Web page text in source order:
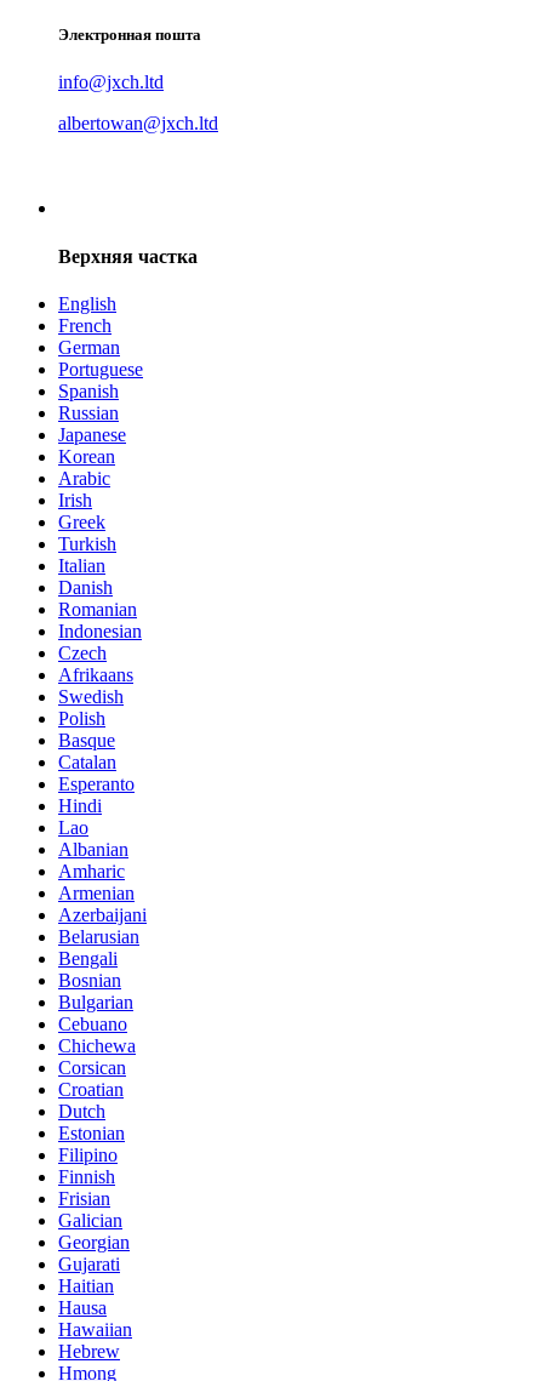
Электронная пошта
info@jxch.ltd
albertowan@jxch.ltd
Верхняя частка
English
French
German
Portuguese
Spanish
Russian
Japanese
Korean
Arabic
Irish
Greek
Turkish
Italian
Danish
Romanian
Indonesian
Czech
Afrikaans
Swedish
Polish
Basque
Catalan
Esperanto
Hindi
Lao
Albanian
Amharic
Armenian
Azerbaijani
Belarusian
Bengali
Bosnian
Bulgarian
Cebuano
Chichewa
Corsican
Croatian
Dutch
Estonian
Filipino
Finnish
Frisian
Galician
Georgian
Gujarati
Haitian
Hausa
Hawaiian
Hebrew
Hmong